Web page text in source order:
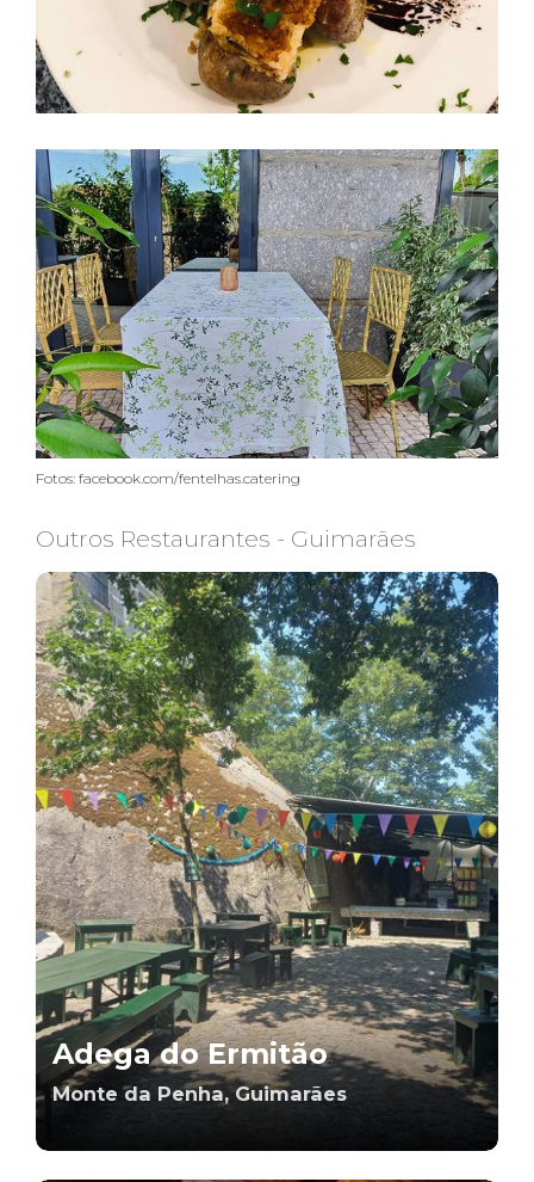
Fotos: facebook.com/fentelhas.catering
Outros Restaurantes - Guimarães
Adega do Ermitão
Monte da Penha, Guimarães